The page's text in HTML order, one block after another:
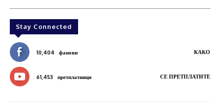
Stay Connected
10,404 фанови КАКО
61,453 претплатници СЕ ПРЕТПЛАТИТЕ